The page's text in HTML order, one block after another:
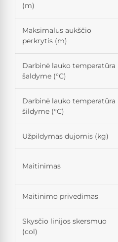
(m)
Maksimalus aukščio
perkrytis (m)
Darbinė lauko temperatūra
šaldyme (°C)
Darbinė lauko temperatūra
šildyme (°C)
Užpildymas dujomis (kg)
Maitinimas
Maitinimo privedimas
Skysčio linijos skersmuo
(col)